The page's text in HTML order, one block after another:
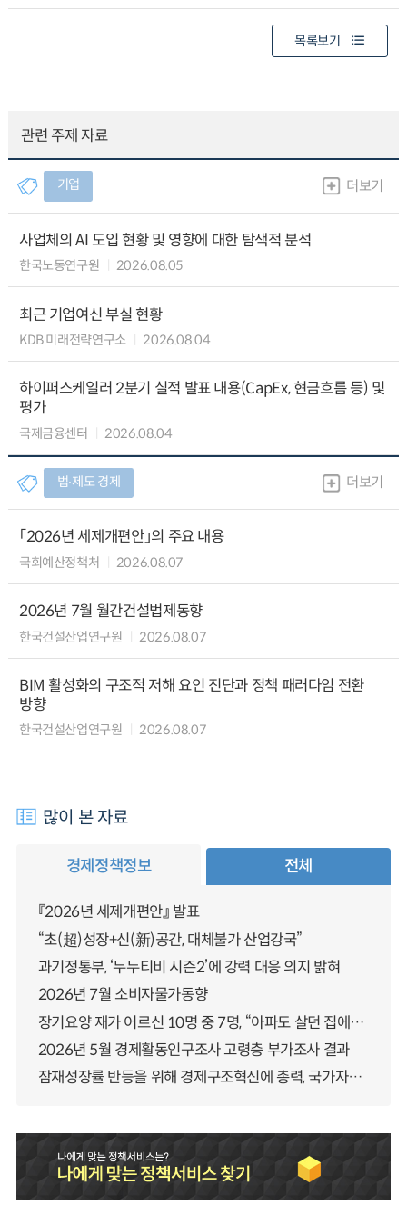
목록보기
관련 주제 자료
기업 더보기
사업체의 AI 도입 현황 및 영향에 대한 탐색적 분석
한국노동연구원 2026.08.05
최근 기업여신 부실 현황
KDB 미래전략연구소 2026.08.04
하이퍼스케일러 2분기 실적 발표 내용(CapEx, 현금흐름 등) 및
평가
국제금융센터 2026.08.04
법∙제도 경제 더보기
「2026년 세제개편안」의 주요 내용
국회예산정책처 2026.08.07
2026년 7월 월간건설법제동향
한국건설산업연구원 2026.08.07
BIM 활성화의 구조적 저해 요인 진단과 정책 패러다임 전환
방향
한국건설산업연구원 2026.08.07
많이 본 자료
경제정책정보 전체
『2026년 세제개편안』 발표
“초(超)성장+신(新)공간, 대체불가 산업강국”
과기정통부, ‘누누티비 시즌2’에 강력 대응 의지 밝혀
2026년 7월 소비자물가동향
장기요양 재가 어르신 10명 중 7명, “아파도 살던 집에서 살겠다” 「2025년 장기요양실태조사」 결과 발표
2026년 5월 경제활동인구조사 고령층 부가조사 결과
잠재성장률 반등을 위해 경제구조혁신에 총력, 국가자산 관리체계 대전환